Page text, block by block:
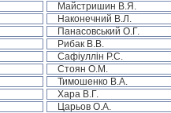
Майстришин В.Я.
Наконечний В.Л.
Панасовський О.Г.
Рибак В.В.
Сафіуллін Р.С.
Стоян О.М.
Тимошенко В.А.
Хара В.Г.
Царьов О.А.